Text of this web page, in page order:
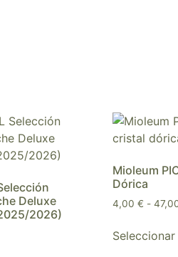
Deluxe
2026)
Mioleum
Dórica
4,00€ -